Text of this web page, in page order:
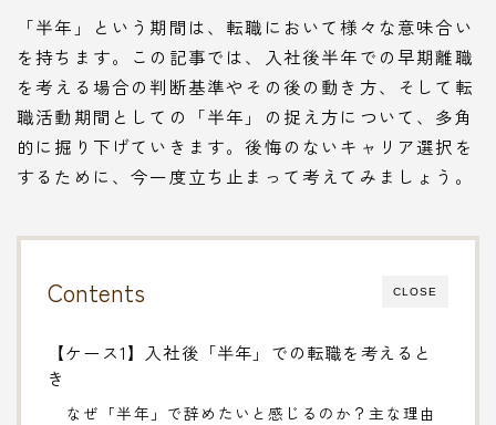
「半年」という期間は、転職において様々な意味合い
を持ちます。この記事では、入社後半年での早期離職
を考える場合の判断基準やその後の動き方、そして転
職活動期間としての「半年」の捉え方について、多角
的に掘り下げていきます。後悔のないキャリア選択を
するために、今一度立ち止まって考えてみましょう。
CLOSE
Contents
【ケース1】入社後「半年」での転職を考えると
き
なぜ「半年」で辞めたいと感じるのか？主な理由